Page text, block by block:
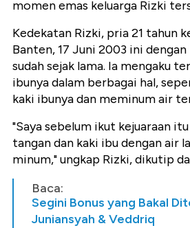
momen emas keluarga Rizki
Kedekatan Rizki, pria 21 tahun
Banten, 17 Juni 2003 ini
sudah sejak lama. Ia mengaku
ibunya dalam berbagai hal,
kaki ibunya dan meminum air
"Saya sebelum ikut kejuaraan
tangan dan kaki ibu dengan air
minum," ungkap Rizki, dikutip
Baca:
Segini Bonus yang Bakal
Juniansyah & Veddriq